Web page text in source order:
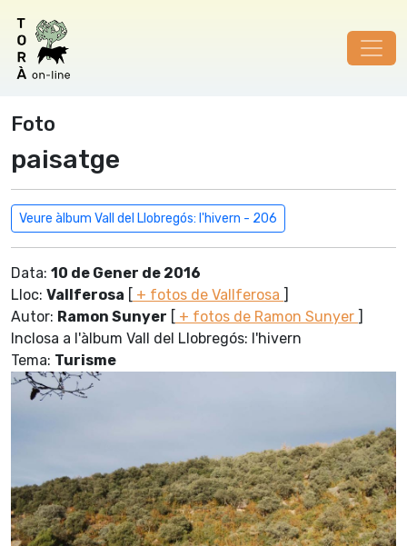
Foto
paisatge
Veure àlbum Vall del Llobregós: l'hivern - 206
Data: 10 de Gener de 2016
Lloc: Vallferosa [ + fotos de Vallferosa ]
Autor: Ramon Sunyer [ + fotos de Ramon Sunyer ]
Inclosa a l'àlbum Vall del Llobregós: l'hivern
Tema: Turisme